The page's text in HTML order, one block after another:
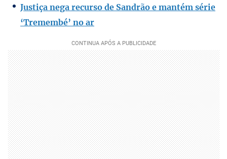
Justiça nega recurso de Sandrão e mantém série
‘Tremembé’ no ar